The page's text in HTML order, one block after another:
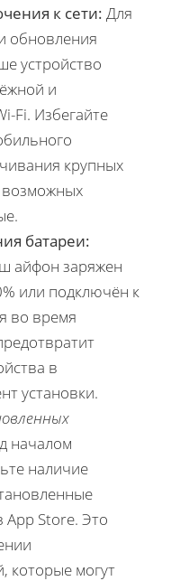
к сети: Для
обновления
устройство
и
Fi. Избегайте
крупных
возможных
батареи:
айфон заряжен
или подключён к
во время
в
установки.
началом
наличие
App Store. Это
которые могут